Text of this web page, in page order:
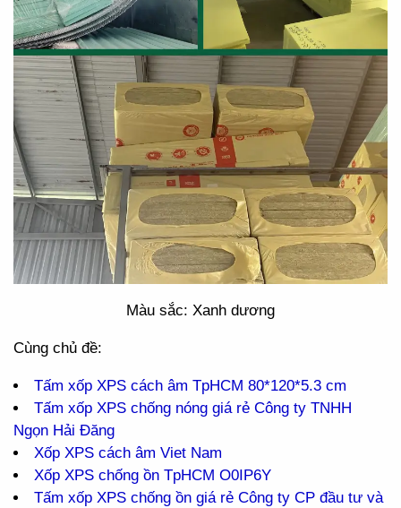
Màu sắc: Xanh dương
Cùng chủ đề:
Tấm xốp XPS cách âm TpHCM 80*120*5.3 cm
Tấm xốp XPS chống nóng giá rẻ Công ty TNHH
Ngọn Hải Đăng
Xốp XPS cách âm Viet Nam
Xốp XPS chống ồn TpHCM O0IP6Y
Tấm xốp XPS chống ồn giá rẻ Công ty CP đầu tư và